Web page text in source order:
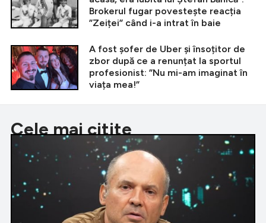
Brokerul fugar povestește reacția
”Zeiței” când i-a intrat în baie
A fost șofer de Uber și însoțitor de
zbor după ce a renunțat la sportul
profesionist: ”Nu mi-am imaginat în
viața mea!”
Cele mai citite